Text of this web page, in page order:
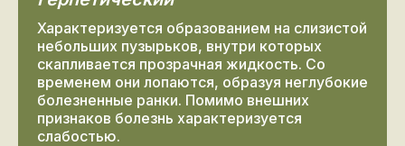
Характеризуется образованием на слизистой
небольших пузырьков, внутри которых
скапливается прозрачная жидкость. Со
временем они лопаются, образуя неглубокие
болезненные ранки. Помимо внешних
признаков болезнь характеризуется
слабостью.